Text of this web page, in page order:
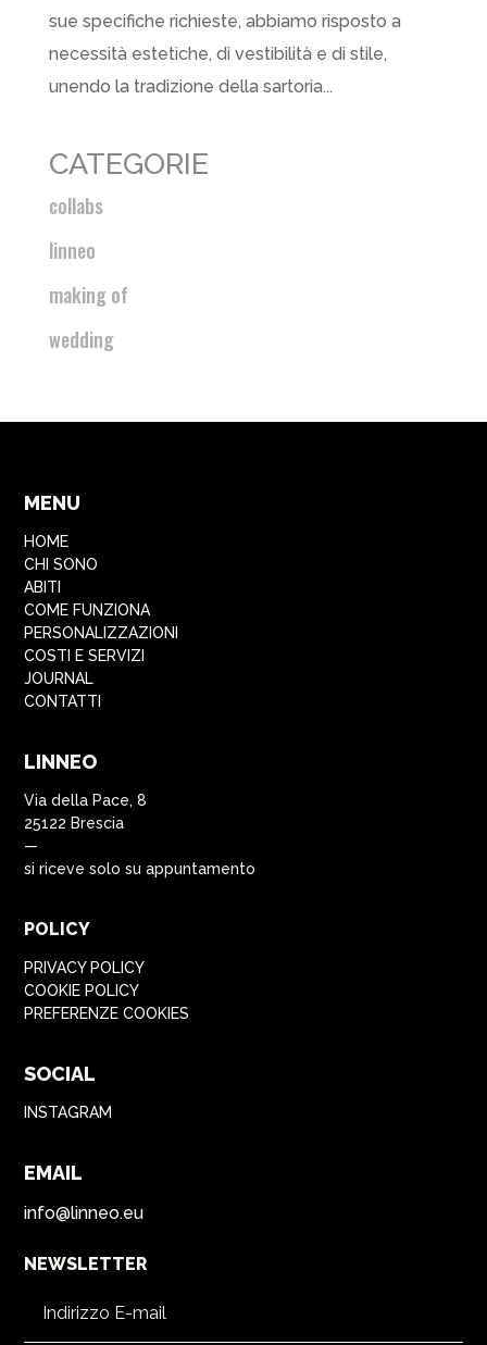
sue specifiche richieste, abbiamo risposto a
necessità estetiche, di vestibilità e di stile,
unendo la tradizione della sartoria...
CATEGORIE
collabs
linneo
making of
wedding
MENU
HOME
CHI SONO
ABITI
COME FUNZIONA
PERSONALIZZAZIONI
COSTI E SERVIZI
JOURNAL
CONTATTI
LINNEO
Via della Pace, 8
25122 Brescia
—
si riceve solo su appuntamento
POLICY
PRIVACY POLICY
COOKIE POLICY
PREFERENZE COOKIES
SOCIAL
INSTAGRAM
EMAIL
info@linneo.eu
NEWSLETTER